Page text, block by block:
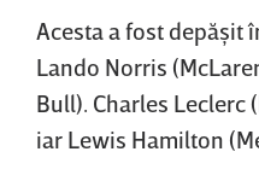
Acesta a fost depăşit
Lando Norris
Bull). Charles Leclerc
iar Lewis Hamilton